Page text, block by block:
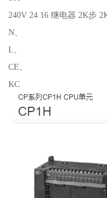
240V 24 16 继电器 2K步
N、
L、
CE、
KC